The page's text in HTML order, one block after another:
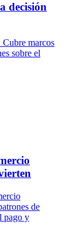
decisión
marcos
sobre el
de
pago y